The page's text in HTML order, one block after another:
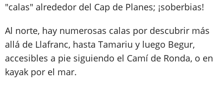
"calas" alrededor del Cap de Planes; ¡soberbias!
Al norte, hay numerosas calas por descubrir más
allá de Llafranc, hasta Tamariu y luego Begur,
accesibles a pie siguiendo el Camí de Ronda, o en
kayak por el mar.